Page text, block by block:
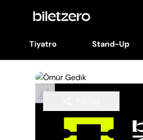
Tiyatro Stand-Up